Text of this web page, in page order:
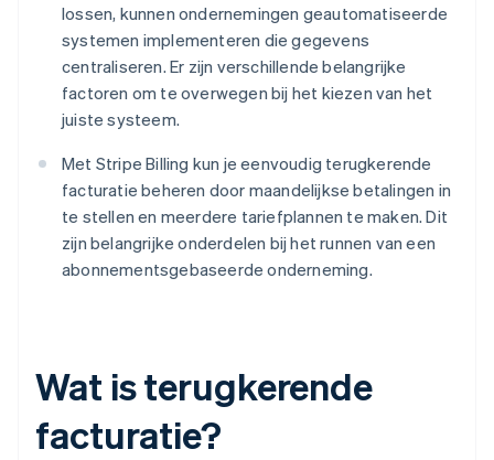
lossen, kunnen ondernemingen geautomatiseerde
systemen implementeren die gegevens
centraliseren. Er zijn verschillende belangrijke
factoren om te overwegen bij het kiezen van het
juiste systeem.
Met Stripe Billing kun je eenvoudig terugkerende
facturatie beheren door maandelijkse betalingen in
te stellen en meerdere tariefplannen te maken. Dit
zijn belangrijke onderdelen bij het runnen van een
abonnementsgebaseerde onderneming.
Wat is terugkerende
facturatie?